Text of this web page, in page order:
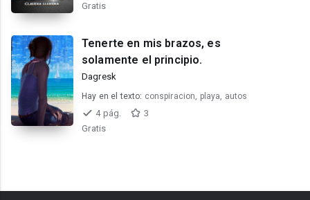
Gratis
Tenerte en mis brazos, es
solamente el principio.
Dagresk
Hay en el texto: conspiracion, playa, autos
4 pág.
3
Gratis